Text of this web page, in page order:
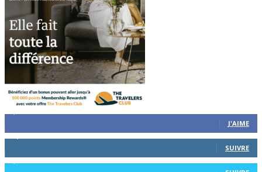
J'AIME
SUIVRE